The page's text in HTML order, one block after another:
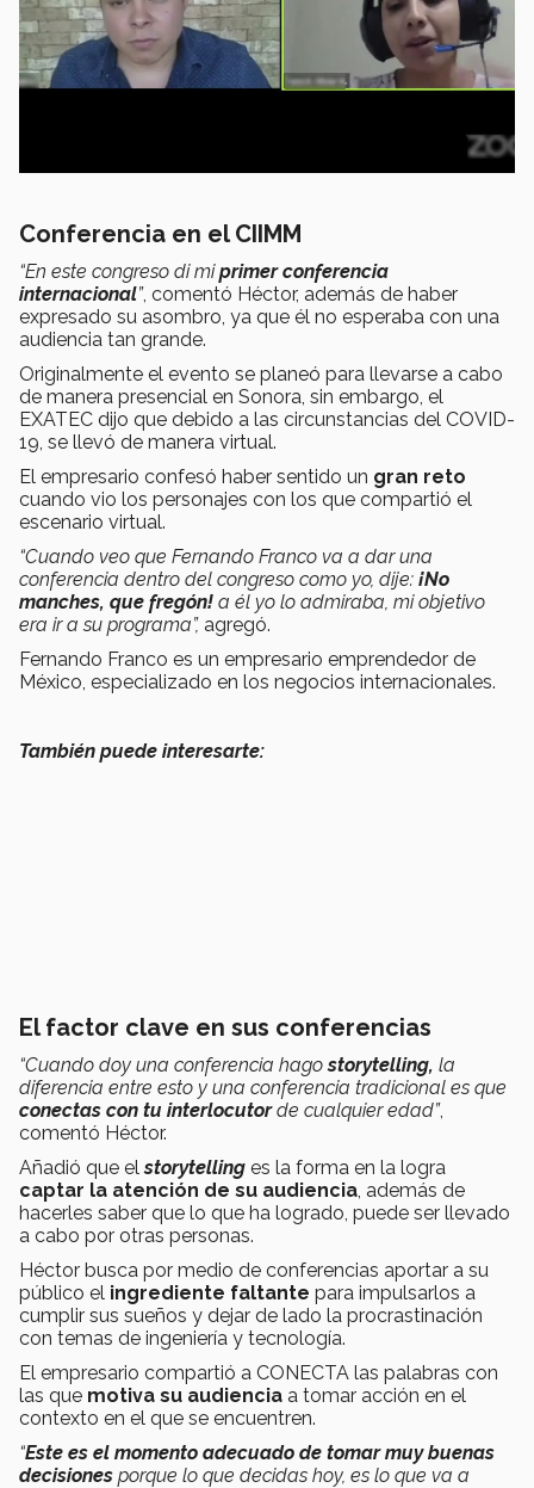
Conferencia en el CIIMM
“En este congreso di miprimer conferencia
internacional”, comentó Héctor, además de haber
expresado su asombro, ya que él no esperaba con una
audiencia tan grande.
Originalmente el evento se planeó para llevarse a cabo
de manera presencial en Sonora, sin embargo, el
EXATEC dijo que debido a las circunstancias del COVID-
19, se llevó de manera virtual.
El empresario confesó haber sentido un gran reto
cuando vio los personajes con los que compartió el
escenario virtual.
“Cuando veo que Fernando Franco va a dar una
conferencia dentro del congreso como yo, dije: ¡No
manches, que fregón! a él yo lo admiraba, mi objetivo
era ir a su programa”, agregó.
Fernando Franco es un empresario emprendedor de
México, especializado en los negocios internacionales.
También puede interesarte:
El factor clave en sus conferencias
“Cuando doy una conferencia hagostorytelling, la
diferencia entre esto y una conferencia tradicional es que
conectas con tu interlocutorde cualquier edad”,
comentó Héctor.
Añadió que elstorytelling es la forma en la logra
captar la atención de su audiencia, además de
hacerles saber que lo que ha logrado, puede ser llevado
a cabo por otras personas.
Héctor busca por medio de conferencias aportar a su
público el ingrediente faltante para impulsarlos a
cumplir sus sueños y dejar de lado la procrastinación
con temas de ingeniería y tecnología.
El empresario compartió a CONECTA las palabras con
las que motiva su audiencia a tomar acción en el
contexto en el que se encuentren.
“Este es el momento adecuado de tomar muy buenas
decisiones porque lo que decidas hoy, es lo que va a